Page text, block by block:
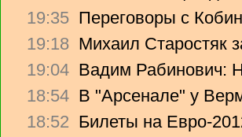
19:35 Переговоры с
19:18 Михаил Старостяк
19:04 Вадим Рабинович:
18:54 В "Арсенале" у
18:52 Билеты на Евро-